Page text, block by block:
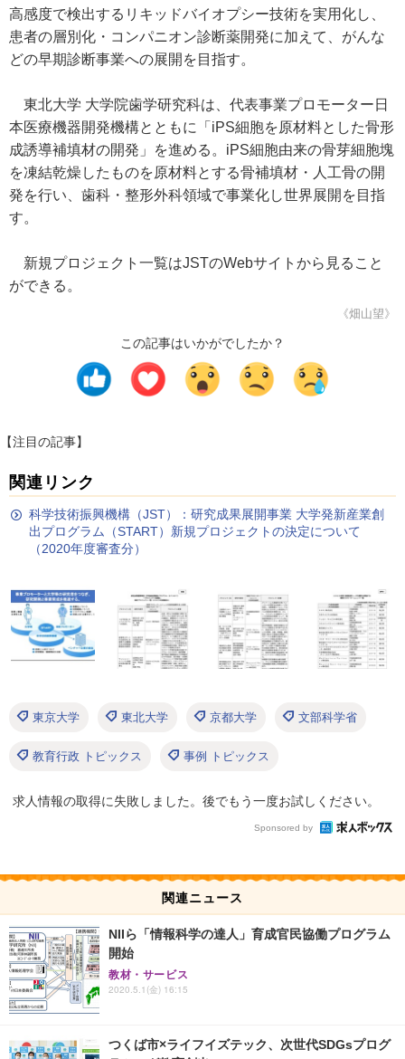
高感度で検出するリキッドバイオプシー技術を実用化し、
患者の層別化・コンパニオン診断薬開発に加えて、がんな
どの早期診断事業への展開を目指す。
東北大学 大学院歯学研究科は、代表事業プロモーター日
本医療機器開発機構とともに「iPS細胞を原材料とした骨形
成誘導補填材の開発」を進める。iPS細胞由来の骨芽細胞塊
を凍結乾燥したものを原材料とする骨補填材・人工骨の開
発を行い、歯科・整形外科領域で事業化し世界展開を目指
す。
新規プロジェクト一覧はJSTのWebサイトから見ること
ができる。
《畑山望》
この記事はいかがでしたか？
【注目の記事】
関連リンク
科学技術振興機構（JST）：研究成果展開事業 大学発新産業創
出プログラム（START）新規プロジェクトの決定について
（2020年度審査分）
東京大学 東北大学 京都大学 文部科学省
教育行政 トピックス 事例 トピックス
求人情報の取得に失敗しました。後でもう一度お試しください。
Sponsored by
関連ニュース
NIIら「情報科学の達人」育成官民協働プログラム
開始
教材・サービス
2020.5.1(金) 16:15
つくば市×ライフイズテック、次世代SDGsプログ